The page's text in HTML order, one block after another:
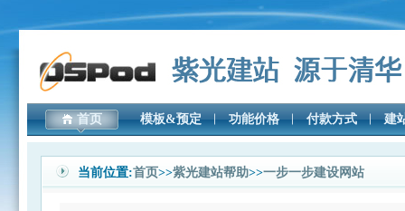
首页 模板&预定 功能价格 付款方式 建
当前位置:首页>>紫光建站帮助>>一步一步建设网站